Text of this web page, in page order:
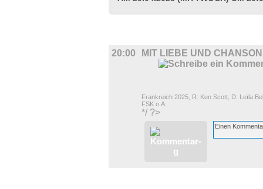
20:00 MIT LIEBE UND
Frankreich 2025, R: Ken Scott, D: Leïla
FSK o.A.
*/ ?>